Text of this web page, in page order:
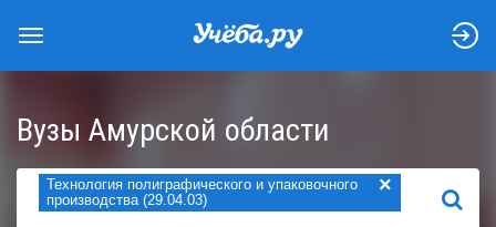
Вузы Амурской области
Технология полиграфического и упаковочного
производства (29.04.03)
×
НАЙТИ